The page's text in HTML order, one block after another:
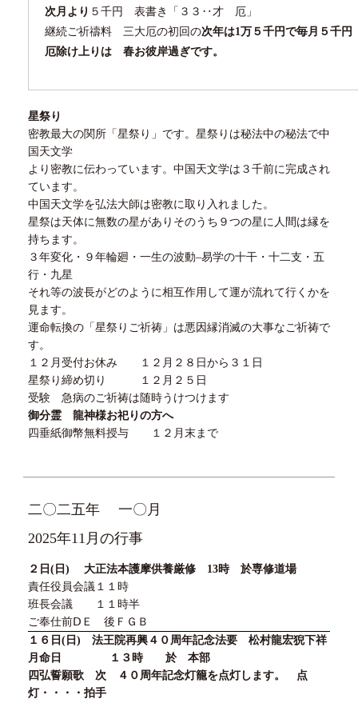
次月より ５千円 表書き「３３ ‥ 才 厄」
継続ご祈禱料 三大厄の初回の次年は1 万５千円で毎月 ５ 千円
厄除け上りは 春お彼岸過ぎです。
星祭り
密教最大の関所「星祭り」です。星祭りは秘法中の秘法で中
国天文学
より密教に伝わっています。中国天文学は３千前に完成され
ています。
中国天文学を弘法大師は密教に取り入れました。
星祭は天体に無数の星がありそのうち９つの星に人間は縁を
持ちます。
３年変化・９年輪廻・一生の波動–易学の十干・十二支・五
行・九星
それ等の波長がどのように相互作用して運が流れて行くかを
見ます。
運命転換の「星祭りご祈祷」は悪因縁消滅の大事なご祈祷で
す。
１２月受付お休み
１２ 月 ２８ 日から ３１ 日
星祭り締め切り
１２ 月 ２５ 日
受験 急病のご祈祷は随時うけつけます
御分霊 龍神様お祀りの方へ
四垂紙御幣無料授与
１２ 月末まで
二〇二五年
一〇月
2025年11月の行事
２日 (日 ) 大正法本護摩供養厳修 13時 於専修道場
責任役員会議１１時
班長会議 １１時半
ご奉仕前ⅮＥ 後ＦＧＢ
１６日(日) 法王院再興４０周年記念法要 松村龍宏猊下祥
月命日 １３時 於 本部
四弘誓願歌 次 ４０周年記念灯籠を点灯します。 点
灯・・・・拍手